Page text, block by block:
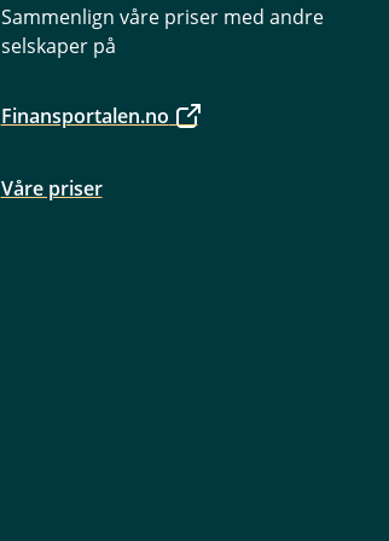
Sammenlign våre priser med andre
selskaper på
Finansportalen.no
Våre priser